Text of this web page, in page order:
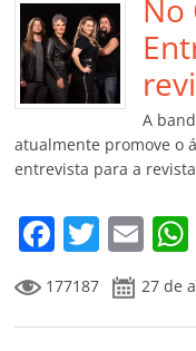
b
o
o
k
No
A
atualmente promove o
entrevista para a
F
a
c
e
T
w
itt
er
E
m
ai
l
177187 27 de